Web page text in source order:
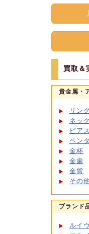
買取＆
貴金属・
リン
ネッ
ピア
ペン
金杯
金歯
金貨
その
ブランド
ルイ